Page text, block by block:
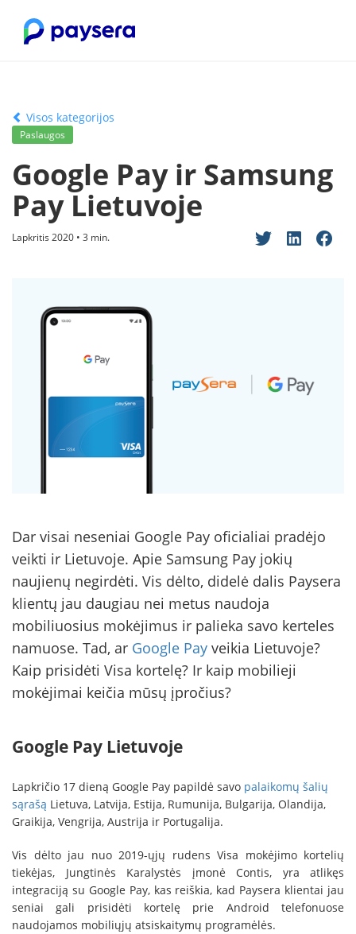
Visos kategorijos
Paslaugos
Google Pay ir Samsung
Pay Lietuvoje
Lapkritis 2020 • 3 min.
Dar visai neseniai Google Pay oficialiai pradėjo
veikti ir Lietuvoje. Apie Samsung Pay jokių
naujienų negirdėti. Vis dėlto, didelė dalis Paysera
klientų jau daugiau nei metus naudoja
mobiliuosius mokėjimus ir palieka savo kerteles
namuose. Tad, ar Google Pay veikia Lietuvoje?
Kaip prisidėti Visa kortelę? Ir kaip mobilieji
mokėjimai keičia mūsų įpročius?
Google Pay Lietuvoje
Lapkričio 17 dieną Google Pay papildė savo palaikomų šalių
sąrašą Lietuva, Latvija, Estija, Rumunija, Bulgarija, Olandija,
Graikija, Vengrija, Austrija ir Portugalija.
Vis dėlto jau nuo 2019-ųjų rudens Visa mokėjimo kortelių
tiekėjas, Jungtinės Karalystės įmonė Contis, yra atlikęs
integraciją su Google Pay, kas reiškia, kad Paysera klientai jau
seniai gali prisidėti kortelę prie Android telefonuose
naudojamos mobiliųjų atsiskaitymų programėlės.